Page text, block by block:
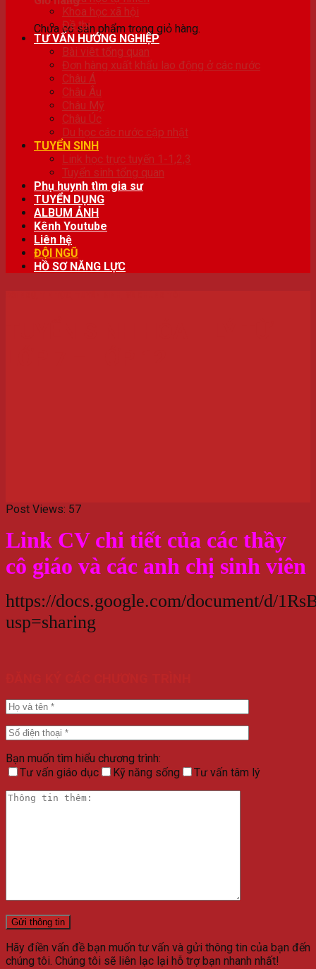
Chưa có sản phẩm trong giỏ hàng.
Khoa học xã hội
Đề thi
TƯ VẤN HƯỚNG NGHIỆP
Bài viêt tổng quan
Đơn hàng xuất khẩu lao động ở các nước
Châu Á
Châu Âu
Châu Mỹ
Châu Úc
Du học các nước cập nhật
TUYỂN SINH
Link học trực tuyến 1-1,2,3
Tuyển sinh tổng quan
Phụ huynh tìm gia sư
TUYỂN DỤNG
ALBUM ẢNH
Kênh Youtube
Liên hệ
ĐỘI NGŨ
HỒ SƠ NĂNG LỰC
Post Views: 57
Link CV chi tiết của các thầy
cô giáo và các anh chị sinh viên
https://docs.google.com/document/d/
usp=sharing
Bạn muốn tìm hiểu chương trình:
Tư vấn giáo dục
Kỹ năng sống Tư vấn tâm lý
Hãy điền vấn đề bạn muốn tư vấn và gửi thông tin của bạn đến
chúng tôi. Chúng tôi sẽ liên lạc lại hỗ trợ bạn nhanh nhất!